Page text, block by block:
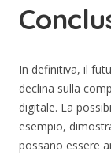
In definitiva, il
declina sulla
digitale. La
esempio,
possano essere